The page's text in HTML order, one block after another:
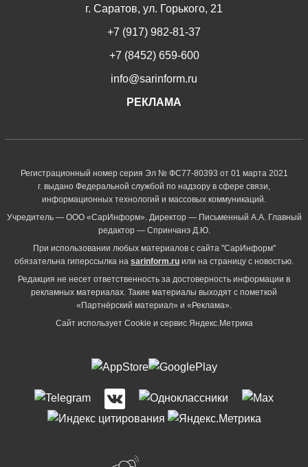
г. Саратов, ул. Горького, 21
+7 (917) 982-81-37
+7 (8452) 659-600
info@sarinform.ru
РЕКЛАМА
Регистрационный номер серия Эл № ФС77-80393 от 01 марта 2021
г. выдано Федеральной службой по надзору в сфере связи,
информационных технологий и массовых коммуникаций.
Учредитель — ООО «СарИнформ». Директор — Письменный А.А. Главный
редактор — Спринчанэ Д.Ю.
При использовании любых материалов с сайта "СарИнформ"
обязательна гиперссылка на sarinform.ru или на страницу с новостью.
Редакция не несет ответственность за достоверность информации в
рекламных материалах. Такие материалы выходят с пометкой
«Партнёрский материал» и «Реклама».
Сайт использует Cookie и сервиc Яндекс.Метрика